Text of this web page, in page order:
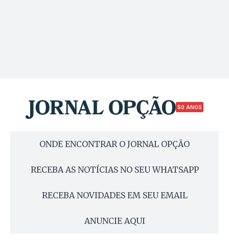
50 ANOS
ONDE ENCONTRAR O JORNAL OPÇÃO
RECEBA AS NOTÍCIAS NO SEU WHATSAPP
RECEBA NOVIDADES EM SEU EMAIL
ANUNCIE AQUI